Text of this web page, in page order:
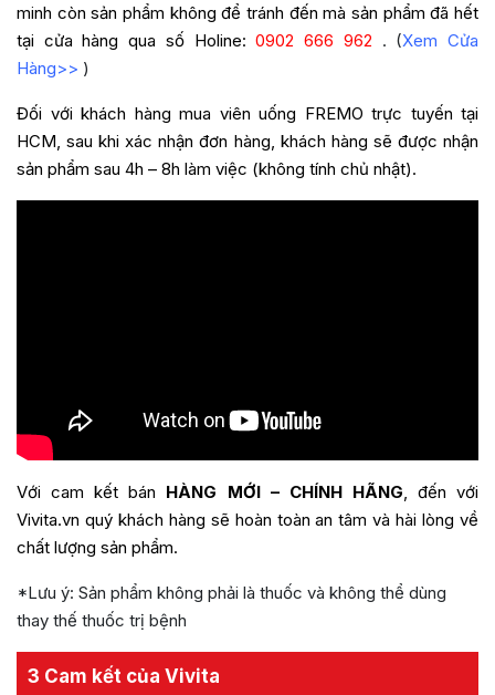
minh còn sản phẩm không để tránh đến mà sản phẩm đã hết
tại cửa hàng qua số Holine: 0902 666 962 . (Xem Cửa
Hàng>> )
Đối với khách hàng mua viên uống FREMO trực tuyến tại
HCM, sau khi xác nhận đơn hàng, khách hàng sẽ được nhận
sản phẩm sau 4h – 8h làm việc (không tính chủ nhật).
Với cam kết bán HÀNG MỚI – CHÍNH HÃNG, đến với
Vivita.vn quý khách hàng sẽ hoàn toàn an tâm và hài lòng về
chất lượng sản phẩm.
*Lưu ý: Sản phẩm không phải là thuốc và không thể dùng
thay thế thuốc trị bệnh
3 Cam kết của Vivita